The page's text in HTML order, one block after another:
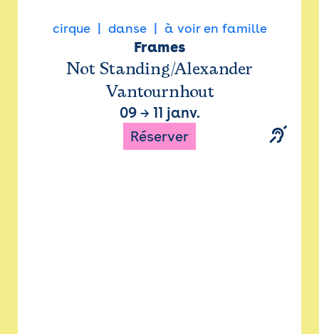
cirque danse à voir en famille
Frames
Not Standing/Alexander
Vantournhout
09→ 11 janv.
Réserver